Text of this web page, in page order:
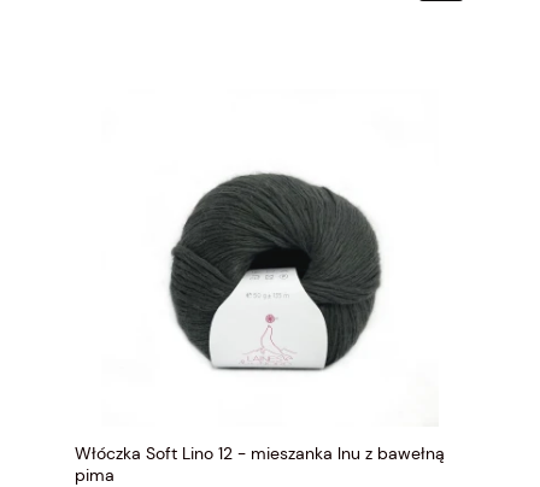
Włóczka Soft Lino 12 - mieszanka lnu z bawełną
pima